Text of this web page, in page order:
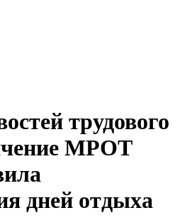
трудового
МРОТ
дней отдыха